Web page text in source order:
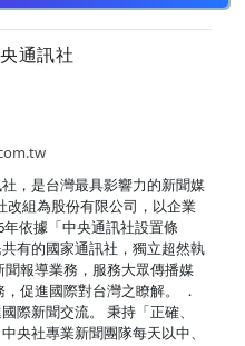
通訊社
，是台灣最具影響力的新聞媒
改組為股份有限公司，以企業
依據「中央通訊社設置條
有的國家通訊社，獨立超然執
報導業務，服務大眾傳播媒
促進國際對台灣之瞭解。 ．
際新聞交流。 秉持「正確、
央社專業新聞團隊每天以中、